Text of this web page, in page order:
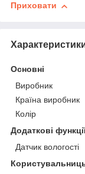
Приховати
Основні
Виробник
Країна виробник
Колір
Додаткові
Датчик вологості